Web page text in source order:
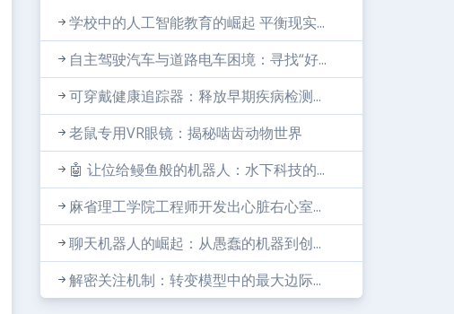
学校中的人工智能教育的崛起 平衡现实...
自主驾驶汽车与道路电车困境：寻找“好...
可穿戴健康追踪器：释放早期疾病检测...
老鼠专用VR眼镜：揭秘啮齿动物世界
🤖 让位给鳗鱼般的机器人：水下科技的...
麻省理工学院工程师开发出心脏右心室...
聊天机器人的崛起：从愚蠢的机器到创...
解密关注机制：转变模型中的最大边际...